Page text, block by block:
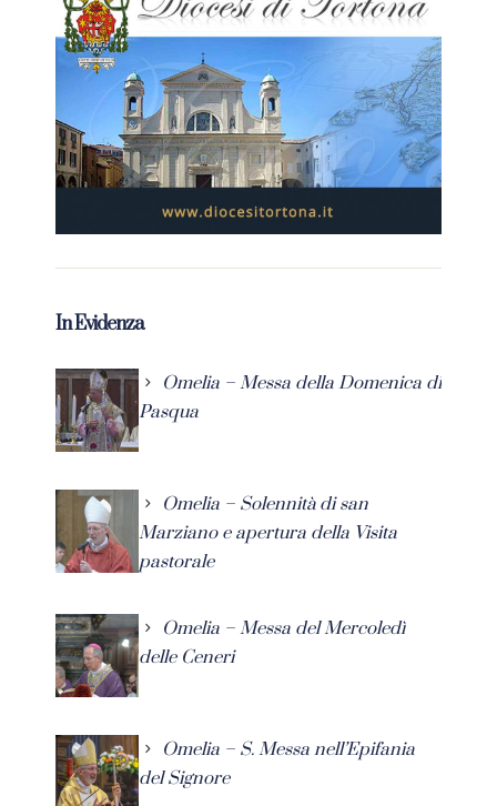
In Evidenza
Omelia – Messa della Domenica di
Pasqua
Omelia – Solennità di san
Marziano e apertura della Visita
pastorale
Omelia – Messa del Mercoledì
delle Ceneri
Omelia – S. Messa nell’Epifania
del Signore